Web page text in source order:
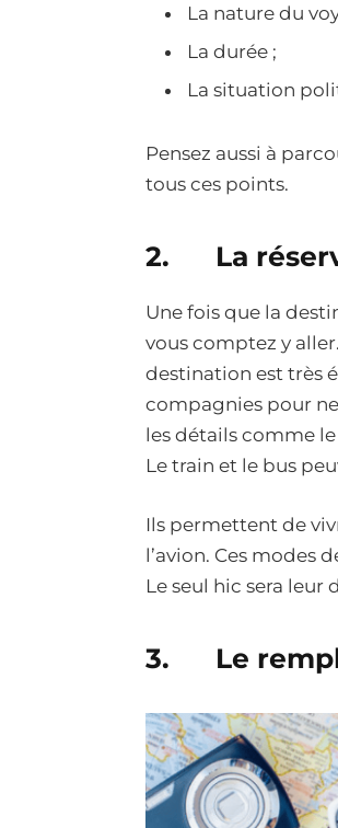
La nature du
La durée ;
La situation
Pensez aussi à
tous ces points.
2. La
Une fois que la
vous comptez y
destination est très
compagnies pour
les détails comme
Le train et le bus
Ils permettent de
l’avion. Ces modes
Le seul hic sera leur
3. Le